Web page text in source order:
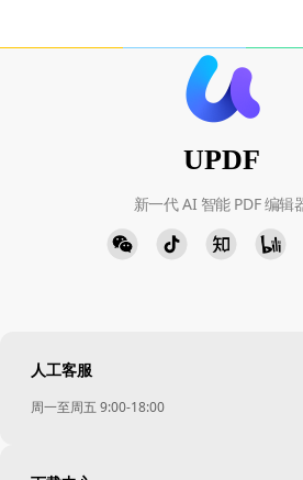
UPDF
新一代 AI 智能 PDF 编辑
人工客服
周一至周五 9:00-18:00